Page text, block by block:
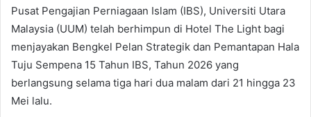
Pusat Pengajian Perniagaan Islam (IBS), Universiti Utara
Malaysia (UUM) telah berhimpun di Hotel The Light bagi
menjayakan Bengkel Pelan Strategik dan Pemantapan Hala
Tuju Sempena 15 Tahun IBS, Tahun 2026 yang
berlangsung selama tiga hari dua malam dari 21 hingga 23
Mei lalu.